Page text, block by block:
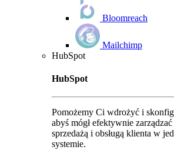
Bloomreach
Mailchimp
HubSpot
HubSpot
Pomożemy Ci wdrożyć i
abyś mógł efektywnie
sprzedażą i obsługą klienta w
systemie.